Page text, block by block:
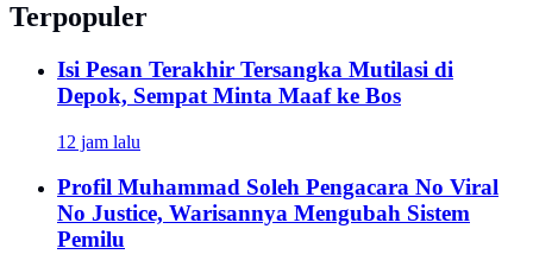
Terpopuler
Isi Pesan Terakhir Tersangka Mutilasi di
Depok, Sempat Minta Maaf ke Bos
12 jam lalu
Profil Muhammad Soleh Pengacara No Viral
No Justice, Warisannya Mengubah Sistem
Pemilu